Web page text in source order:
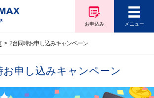
メニュー
お申込み
2台同時お申し込みキャンペーン
お申し込みキャンペーン